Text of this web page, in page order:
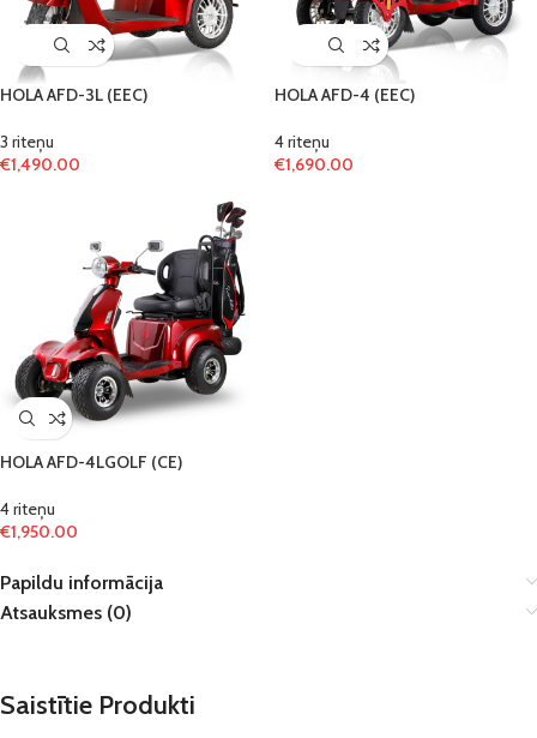
HOLA AFD-3L (EEC)
3 riteņu
€1,490.00
HOLA AFD-4 (EEC)
4 riteņu
€1,690.00
HOLA AFD-4LGOLF (CE)
4 riteņu
€1,950.00
Papildu informācija
Atsauksmes (0)
Saistītie Produkti